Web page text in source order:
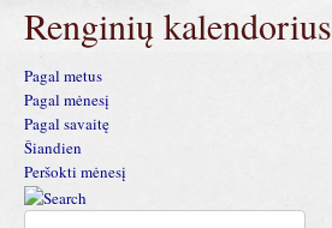
Renginių kalendorius
Pagal metus
Pagal mėnesį
Pagal savaitę
Šiandien
Peršokti mėnesį